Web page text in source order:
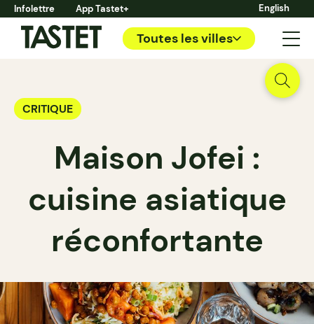
Infolettre App Tastet+ English
Toutes les villes
CRITIQUE
Maison Jofei :
cuisine asiatique
réconfortante